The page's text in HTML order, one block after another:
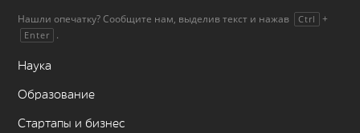
Нашли опечатку? Сообщите нам, выделив текст и нажав Ctrl +
Enter .
Наука
Образование
Стартапы и бизнес